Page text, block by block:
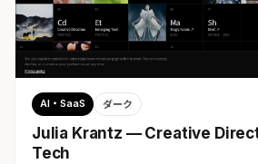
AI・SaaS ダーク
Julia Krantz — Creative
Tech